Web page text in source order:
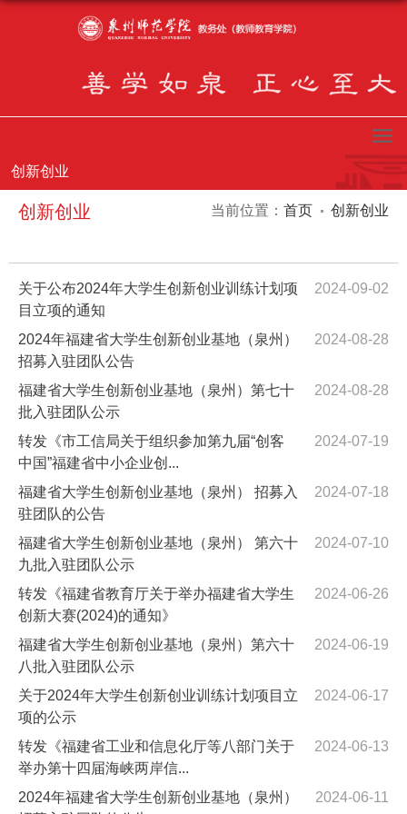
创新创业
当前位置： 首页 创新创业
创新创业
关于公布2024年大学生创新创业训练计划项
目立项的通知
2024-09-02
2024年福建省大学生创新创业基地（泉州）
招募入驻团队公告
2024-08-28
福建省大学生创新创业基地（泉州）第七十
批入驻团队公示
2024-08-28
转发《市工信局关于组织参加第九届“创客
中国”福建省中小企业创...
2024-07-19
福建省大学生创新创业基地（泉州） 招募入
驻团队的公告
2024-07-18
福建省大学生创新创业基地（泉州） 第六十
九批入驻团队公示
2024-07-10
转发《福建省教育厅关于举办福建省大学生
创新大赛(2024)的通知》
2024-06-26
福建省大学生创新创业基地（泉州）第六十
八批入驻团队公示
2024-06-19
关于2024年大学生创新创业训练计划项目立
项的公示
2024-06-17
转发《福建省工业和信息化厅等八部门关于
举办第十四届海峡两岸信...
2024-06-13
2024年福建省大学生创新创业基地（泉州）
2024-06-11